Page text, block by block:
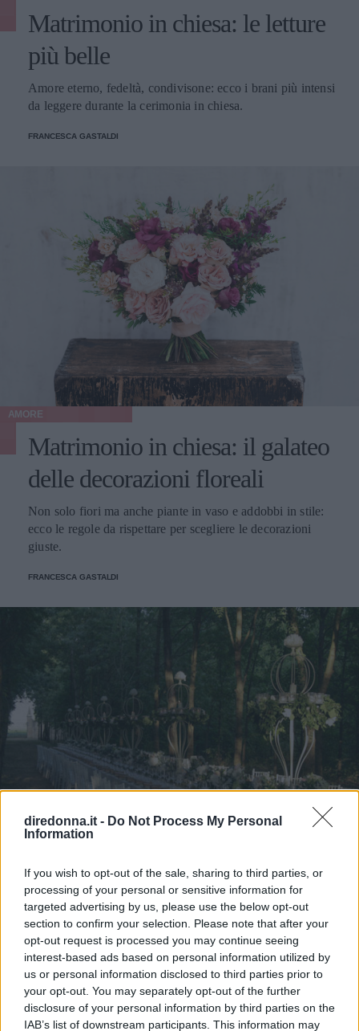
diredonna.it - Do Not Process My Personal
Information
If you wish to opt-out of the sale, sharing to third parties, or
processing of your personal or sensitive information for
targeted advertising by us, please use the below opt-out
section to confirm your selection. Please note that after your
opt-out request is processed you may continue seeing
interest-based ads based on personal information utilized by
us or personal information disclosed to third parties prior to
your opt-out. You may separately opt-out of the further
disclosure of your personal information by third parties on the
IAB’s list of downstream participants. This information may
Matrimonio in chiesa: le letture
più belle
Amore eterno, fedeltà, condivisone: ecco i brani più intensi
da leggere durante la cerimonia in chiesa.
FRANCESCA GASTALDI
AMORE
Matrimonio in chiesa: il galateo
delle decorazioni floreali
Non solo fiori ma anche piante in vaso e addobbi in stile:
ecco le regole da rispettare per scegliere le decorazioni
giuste.
FRANCESCA GASTALDI
Matrimonio nel bosco: 5
location d'atmosfera
Sposarsi nella natura, tra alberi secolari e profumo di fiori?
Basta solo scegliere il posto giusto.
FRANCESCA GASTALDI